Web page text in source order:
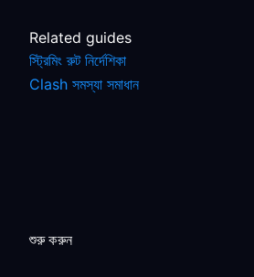
Related guides
স্ট্রিমিং রুট নির্দেশিকা
Clash সমস্যা সমাধান
শুরু করুন